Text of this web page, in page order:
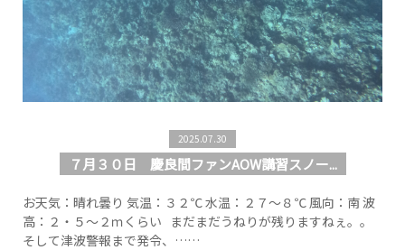
2025.07.30
７月３０日 慶良間ファンAOW講習スノー...
お天気：晴れ曇り 気温：３２℃ 水温：２７～８℃ 風向：南 波
高：２・５～２ｍくらい まだまだうねりが残りますねぇ。。
そして津波警報まで発令、……